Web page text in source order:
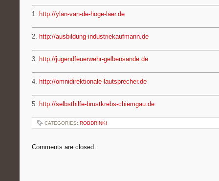
1. http://ylan-van-de-hoge-laer.de
2. http://ausbildung-industriekaufmann.de
3. http://jugendfeuerwehr-gelbensande.de
4. http://omnidirektionale-lautsprecher.de
5. http://selbsthilfe-brustkrebs-chiemgau.de
CATEGORIES: ROBDRINKI
Comments are closed.